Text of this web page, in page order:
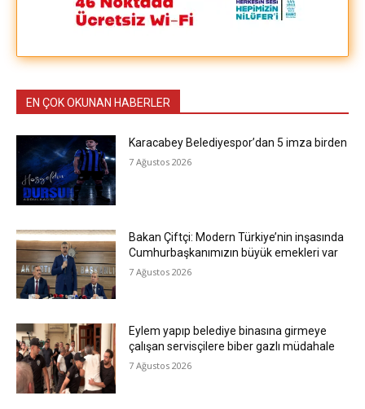
EN ÇOK OKUNAN HABERLER
Karacabey Belediyespor’dan 5 imza birden
7 Ağustos 2026
Bakan Çiftçi: Modern Türkiye’nin inşasında
Cumhurbaşkanımızın büyük emekleri var
7 Ağustos 2026
Eylem yapıp belediye binasına girmeye
çalışan servisçilere biber gazlı müdahale
7 Ağustos 2026